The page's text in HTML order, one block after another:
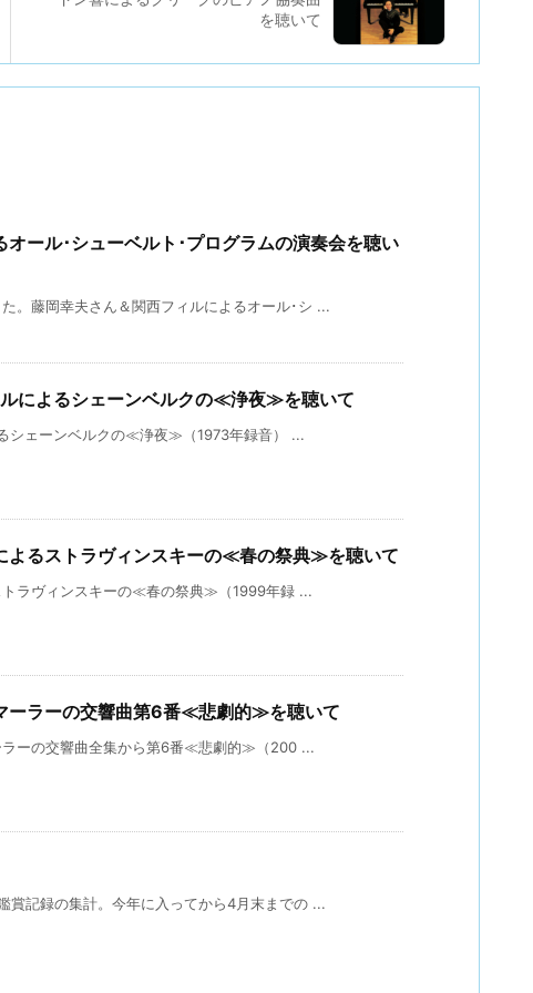
を聴いて
ール･シューベルト･プログラムの演奏会を聴い
。藤岡幸夫さん＆関西フィルによるオール･シ ...
によるシェーンベルクの≪浄夜≫を聴いて
シェーンベルクの≪浄夜≫（1973年録音） ...
よるストラヴィンスキーの≪春の祭典≫を聴いて
ラヴィンスキーの≪春の祭典≫（1999年録 ...
ーラーの交響曲第6番≪悲劇的≫を聴いて
ラーの交響曲全集から第6番≪悲劇的≫（200 ...
賞記録の集計。今年に入ってから4月末までの ...